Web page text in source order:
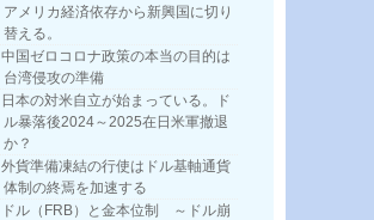
アメリカ経済依存から新興国に切り
替える。
中国ゼロコロナ政策の本当の目的は
台湾侵攻の準備
日本の対米自立が始まっている。ド
ル暴落後2024～2025在日米軍撤退
か？
外貨準備凍結の行使はドル基軸通貨
体制の終焉を加速する
ドル（FRB）と金本位制 ～ドル崩